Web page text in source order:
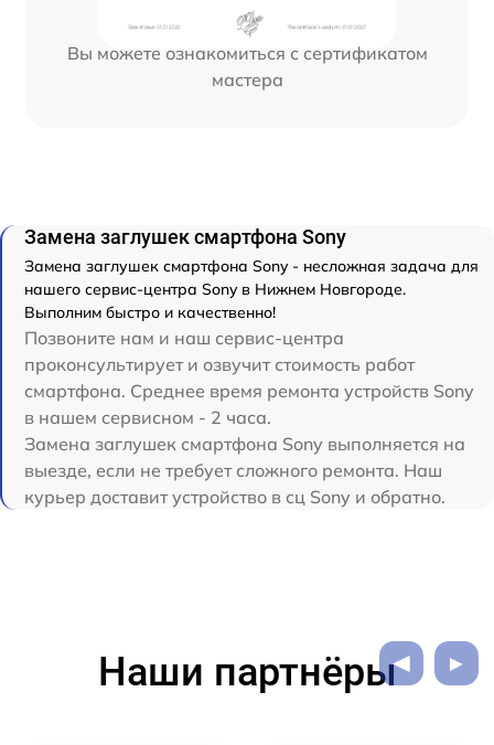
Вы можете ознакомиться с сертификатом
мастера
Замена заглушек смартфона Sony
Замена заглушек смартфона Sony - несложная задача для
нашего сервис-центра Sony в Нижнем Новгороде.
Выполним быстро и качественно!
Позвоните нам и наш сервис-центра
проконсультирует и озвучит стоимость работ
смартфона. Среднее время ремонта устройств Sony
в нашем сервисном - 2 часа.
Замена заглушек смартфона Sony выполняется на
выезде, если не требует сложного ремонта. Наш
курьер доставит устройство в сц Sony и обратно.
Наши партнёры